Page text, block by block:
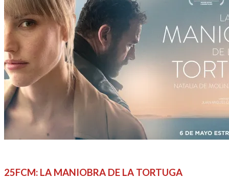
25FCM: LA MANIOBRA DE LA TORTUGA